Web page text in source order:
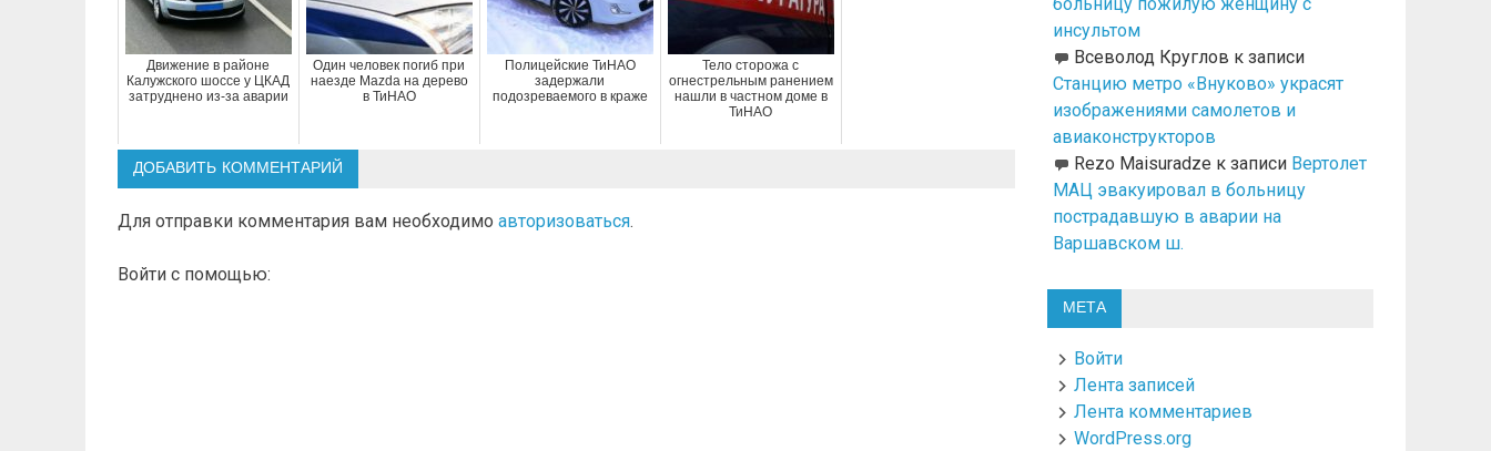
Движение в районе
Калужского шоссе у ЦКАД
затруднено из-за аварии
Один человек погиб при
наезде Mazda на дерево
в ТиНАО
Полицейские ТиНАО
задержали
подозреваемого в краже
Тело сторожа с
огнестрельным ранением
нашли в частном доме в
ТиНАО
ДОБАВИТЬ КОММЕНТАРИЙ
Для отправки комментария вам необходимо авторизоваться.
Войти с помощью:
инсультом
Всеволод Круглов к записи
Станцию метро «Внуково» украсят
изображениями самолетов и
авиаконструкторов
Rezo Maisuradze к записи Вертолет
МАЦ эвакуировал в больницу
пострадавшую в аварии на
Варшавском ш.
МЕТА
Войти
Лента записей
Лента комментариев
WordPress.org